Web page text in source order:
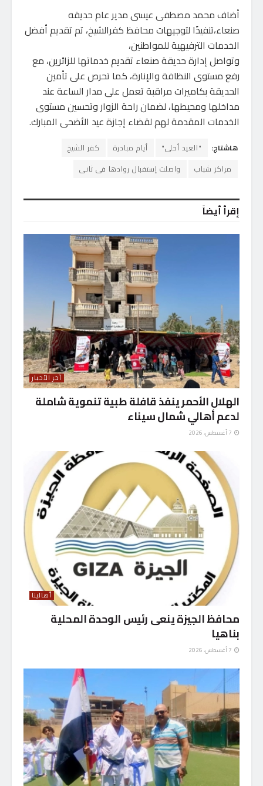
أضاف محمد مصطفى عيسى مدير عام حديقه
صنعاء،تنفيذًا لتوجيهات محافظ كفرالشيخ، تم تقديم أفضل
الخدمات الترفيهية للمواطنين،
وتواصل إدارة حديقة صنعاء تقديم خدماتها للزائرين، مع
رفع مستوى النظافة والإنارة، كما تحرص على تأمين
الحديقة بكاميرات مراقبة تعمل على مدار الساعة عند
مداخلها ومحيطها، لضمان راحة الزوار وتحسين مستوى
الخدمات المقدمة لهم لقضاء إجازة عيد الأضحى المبارك.
هاشتاج: "العيد أحلى" أيام مبادرة
كفر الشيخ
مراكز شباب
واصلت إستقبال روادها فى ثانى
إقرأ أيضاً
آخر الأخبار
الهلال الأحمر ينفذ قافلة طبية تنموية شاملة
لدعم أهالي شمال سيناء
أهالينا
محافظ الجيزة ينعى رئيس الوحدة المحلية
بناهيا